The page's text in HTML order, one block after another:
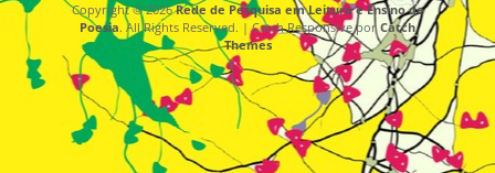
Copyright © 2026Rede de Pesquisa em Leitura e Ensino de
Poesia. All Rights Reserved. | Catch Responsive porCatch
Themes